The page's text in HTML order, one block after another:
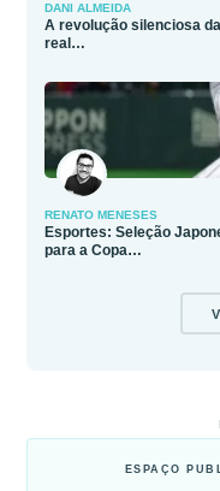
DANI ALMEIDA
A revolução silenciosa
real…
RENATO MENESES
Esportes: Seleção
para a Copa…
ESPAÇO